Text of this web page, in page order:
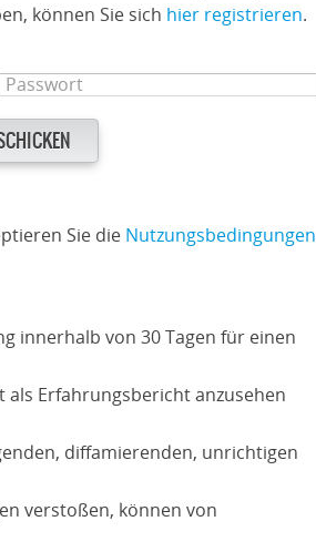
können Sie sich hier registrieren.
Sie die Nutzungsbedingungen
innerhalb von 30 Tagen für einen
Erfahrungsbericht anzusehen
diffamierenden, unrichtigen
verstoßen, können von